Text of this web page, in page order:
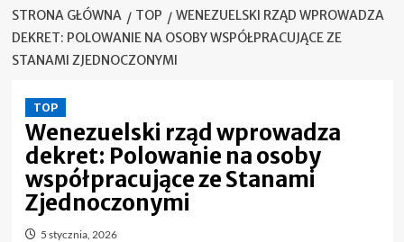
STRONA GŁÓWNA TOP
WENEZUELSKI RZĄD WPROWADZA
DEKRET: POLOWANIE NA OSOBY WSPÓŁPRACUJĄCE ZE
STANAMI ZJEDNOCZONYMI
TOP
Wenezuelski rząd wprowadza
dekret: Polowanie na osoby
współpracujące ze Stanami
Zjednoczonymi
5 stycznia, 2026